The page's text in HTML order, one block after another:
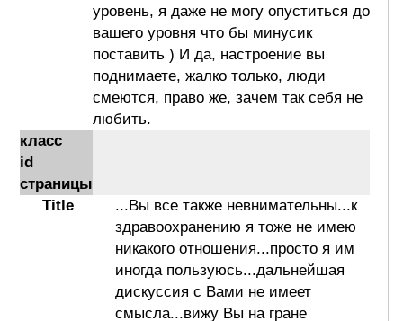
уровень, я даже не могу опуститься до
вашего уровня что бы минусик
поставить ) И да, настроение вы
поднимаете, жалко только, люди
смеются, право же, зачем так себя не
любить.
класс
id
страницы
Title
...Вы все также невнимательны...к
здравоохранению я тоже не имею
никакого отношения...просто я им
иногда пользуюсь...дальнейшая
дискуссия с Вами не имеет
смысла...вижу Вы на гране